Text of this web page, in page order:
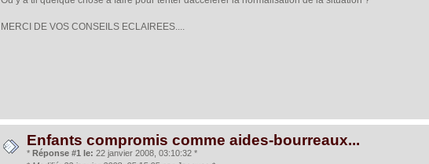
MERCI DE VOS CONSEILS ECLAIREES....
Enfants compromis comme aides-bourreaux...
* Réponse #1 le: 22 janvier 2008, 03:10:32 *